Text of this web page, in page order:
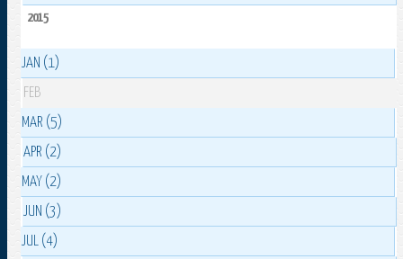
2015
JAN (1)
FEB
MAR (5)
APR (2)
MAY (2)
JUN (3)
JUL (4)